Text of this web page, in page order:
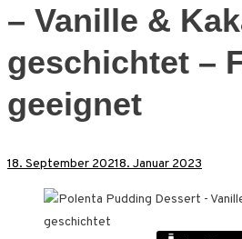
– Vanille &
geschichtet –
geeignet
18. September 20218. Januar 2023